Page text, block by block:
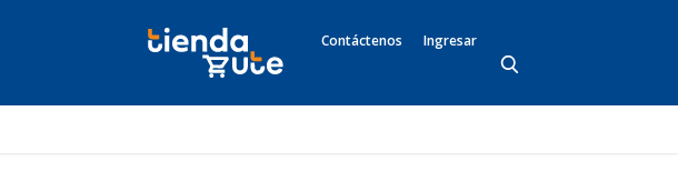
Contáctenos Ingresar